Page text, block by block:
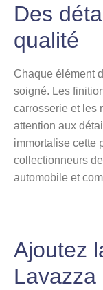
Des
qualité
Chaque élément
soigné. Les
carrosserie et les
attention aux
immortalise cette
collectionneurs
automobile et
Ajoutez
Lavazza